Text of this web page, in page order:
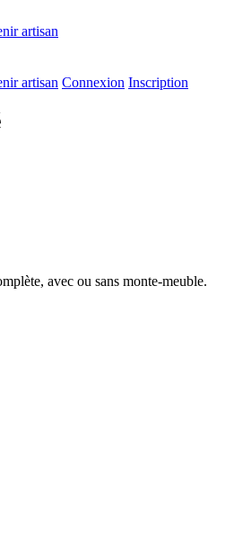
artisan
artisan Connexion Inscription
avec ou sans monte-meuble.